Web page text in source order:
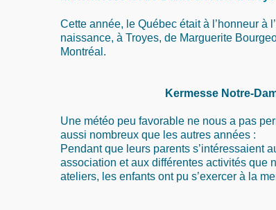
Cette année, le Québec était à l’honneur à
naissance, à Troyes, de Marguerite
Montréal.
Kermesse Notre-
Une météo peu favorable ne nous a pas
aussi nombreux que les autres années :
Pendant que leurs parents s’intéressaient
association et aux différentes activités que
ateliers, les enfants ont pu s’exercer à la